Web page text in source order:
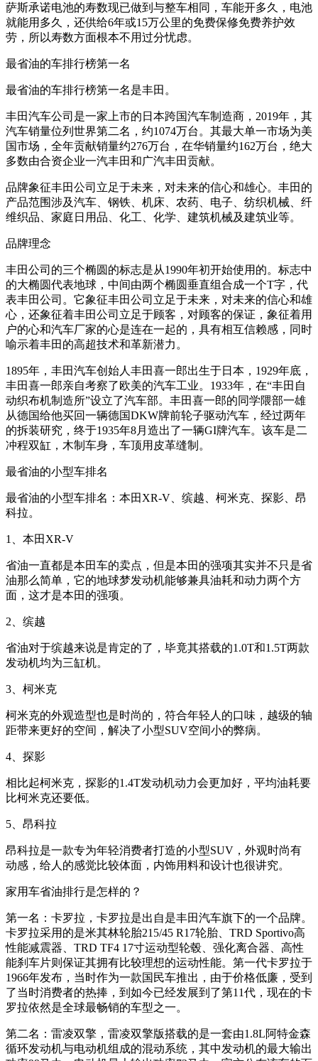
萨斯承诺电池的寿数现已做到与整车相同，车能开多久，电池
就能用多久，还供给6年或15万公里的免费保修免费养护效
劳，所以寿数方面根本不用过分忧虑。
最省油的车排行榜第一名
最省油的车排行榜第一名是丰田。
丰田汽车公司是一家上市的日本跨国汽车制造商，2019年，其
汽车销量位列世界第二名，约1074万台。其最大单一市场为美
国市场，全年贡献销量约276万台，在华销量约162万台，绝大
多数由合资企业一汽丰田和广汽丰田贡献。
品牌象征丰田公司立足于未来，对未来的信心和雄心。丰田的
产品范围涉及汽车、钢铁、机床、农药、电子、纺织机械、纤
维织品、家庭日用品、化工、化学、建筑机械及建筑业等。
品牌理念
丰田公司的三个椭圆的标志是从1990年初开始使用的。标志中
的大椭圆代表地球，中间由两个椭圆垂直组合成一个T字，代
表丰田公司。它象征丰田公司立足于未来，对未来的信心和雄
心，还象征着丰田公司立足于顾客，对顾客的保证，象征着用
户的心和汽车厂家的心是连在一起的，具有相互信赖感，同时
喻示着丰田的高超技术和革新潜力。
1895年，丰田汽车创始人丰田喜一郎出生于日本，1929年底，
丰田喜一郎亲自考察了欧美的汽车工业。1933年，在“丰田自
动织布机制造所”设立了汽车部。丰田喜一郎的同学隈部一雄
从德国给他买回一辆德国DKW牌前轮子驱动汽车，经过两年
的拆装研究，终于1935年8月造出了一辆GI牌汽车。该车是二
冲程双缸，木制车身，车顶用皮革缝制。
最省油的小型车排名
最省油的小型车排名：本田XR-V、缤越、柯米克、探影、昂
科拉。
1、本田XR-V
省油一直都是本田车的卖点，但是本田的强项其实并不只是省
油那么简单，它的地球梦发动机能够兼具油耗和动力两个方
面，这才是本田的强项。
2、缤越
省油对于缤越来说是肯定的了，毕竟其搭载的1.0T和1.5T两款
发动机均为三缸机。
3、柯米克
柯米克的外观造型也是时尚的，符合年轻人的口味，越级的轴
距带来更好的空间，解决了小型SUV空间小的弊病。
4、探影
相比起柯米克，探影的1.4T发动机动力会更加好，平均油耗要
比柯米克还要低。
5、昂科拉
昂科拉是一款专为年轻消费者打造的小型SUV，外观时尚有
动感，给人的感觉比较体面，内饰用料和设计也很讲究。
家用车省油排行是怎样的？
第一名：卡罗拉，卡罗拉是出自是丰田汽车旗下的一个品牌。
卡罗拉采用的是米其林轮胎215/45 R17轮胎、TRD Sportivo高
性能减震器、TRD TF4 17寸运动型轮毂、强化离合器、高性
能刹车片则保证其拥有比较理想的运动性能。第一代卡罗拉于
1966年发布，当时作为一款国民车推出，由于价格低廉，受到
了当时消费者的热捧，到如今已经发展到了第11代，现在的卡
罗拉依然是全球最畅销的车型之一。
第二名：雷凌双擎，雷凌双擎版搭载的是一套由1.8L阿特金森
循环发动机与电动机组成的混动系统，其中发动机的最大输出